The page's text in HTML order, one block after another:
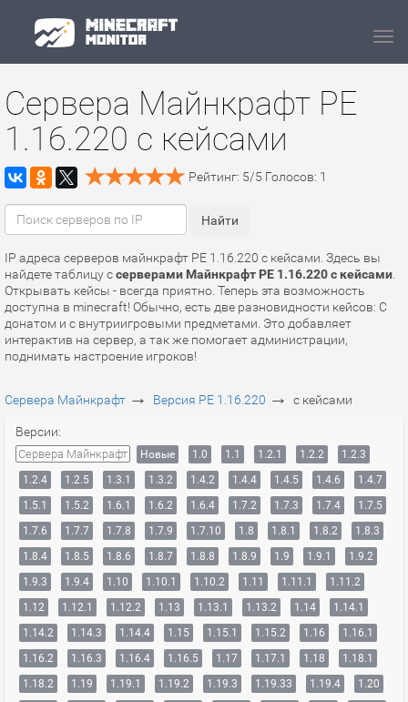
Сервера Майнкрафт PE
1.16.220 с кейсами
Рейтинг: 5/5 Голосов: 1
IP адреса серверов майнкрафт PE 1.16.220 с кейсами. Здесь вы
найдете таблицу ссерверами Майнкрафт PE 1.16.220 с кейсами
Открывать кейсы - всегда приятно. Теперь эта возможность
доступна в minecraft! Обычно, есть две разновидности кейсов: С
донатом и с внутриигровыми предметами. Это добавляет
интерактив на сервер, а так же помогает администрации,
поднимать настроение игроков!
Сервера Майнкрафт → Версия PE 1.16.220 → с кейсами
Версии:
Сервера Майнкрафт Новые 1.0 1.1 1.2.1 1.2.2
1.2.3
1.2.4
1.2.5 1.3.1 1.3.2 1.4.2 1.4.4 1.4.5 1.4.6
1.4.7
1.5.1
1.5.2 1.6.1 1.6.2 1.6.4 1.7.2 1.7.3 1.7.4
1.7.5
1.7.6
1.7.7 1.7.8 1.7.9 1.7.10 1.8 1.8.1 1.8.2
1.8.3
1.8.4
1.8.5 1.8.6 1.8.7 1.8.8 1.8.9 1.9 1.9.1
1.9.2
1.9.3
1.9.4 1.10 1.10.1 1.10.2 1.11 1.11.1
1.11.2
1.12
1.12.1 1.12.2 1.13 1.13.1 1.13.2 1.14
1.14.1
1.14.2
1.14.3 1.14.4 1.15 1.15.1 1.15.2 1.16
1.16.1
1.16.2
1.16.3 1.16.4 1.16.5 1.17 1.17.1 1.18
1.18.1
1.18.2
1.19 1.19.1 1.19.2 1.19.3 1.19.33 1.19.4
1.20